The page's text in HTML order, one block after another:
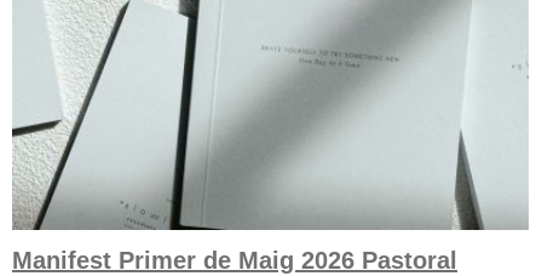
Manifest Primer de Maig 2026 Pastoral